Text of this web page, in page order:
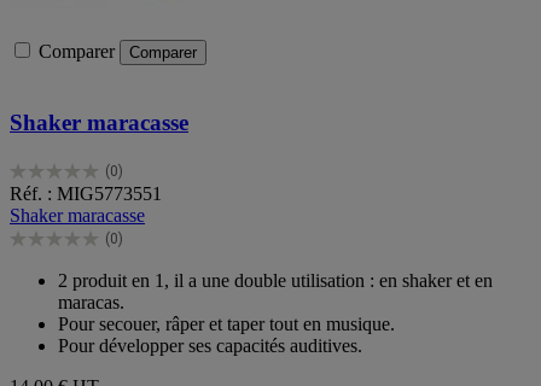
Comparer Comparer
Shaker maracasse
(0)
0.0
sur
5
étoiles.
Réf. : MIG5773551
Shaker maracasse
(0)
0.0
étoiles.
2 produit en 1, il a une double utilisation : en shaker et en
maracas.
Pour secouer, râper et taper tout en musique.
Pour développer ses capacités auditives.